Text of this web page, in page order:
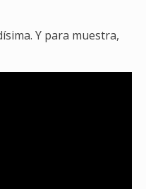
Y para muestra,